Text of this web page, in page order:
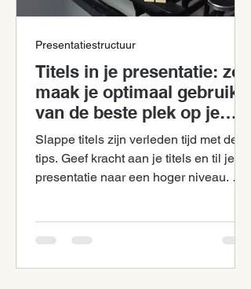
Titels in je presentatie: zo
maak je optimaal gebruik
van de beste plek op je
slide!
Slappe titels zijn verleden tijd met deze
tips. Geef kracht aan je titels en til je
presentatie naar een hoger niveau. Met
Presentatiestructuur